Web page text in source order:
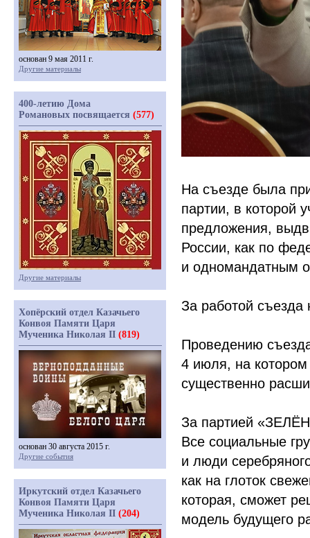
На съезде была
партии, в которой
предложения,
России, как по
и одномандатным
За работой
Проведению
4 июля, на
существенно
За партией
Все социальные
и люди
как на глоток
которая, сможет
модель будущего
основан 9 мая 2011 г.
Другие материалы
400-летию Дома
Романовых посвящается (577)
Другие материалы
Хопёрский отдел Казачьего
Конвоя Памяти Царя
Мученика Николая II (819)
основан 30 августа 2015 г.
Другие события
Иркутский отдел Казачьего
Конвоя Памяти Царя
Мученика Николая II (204)